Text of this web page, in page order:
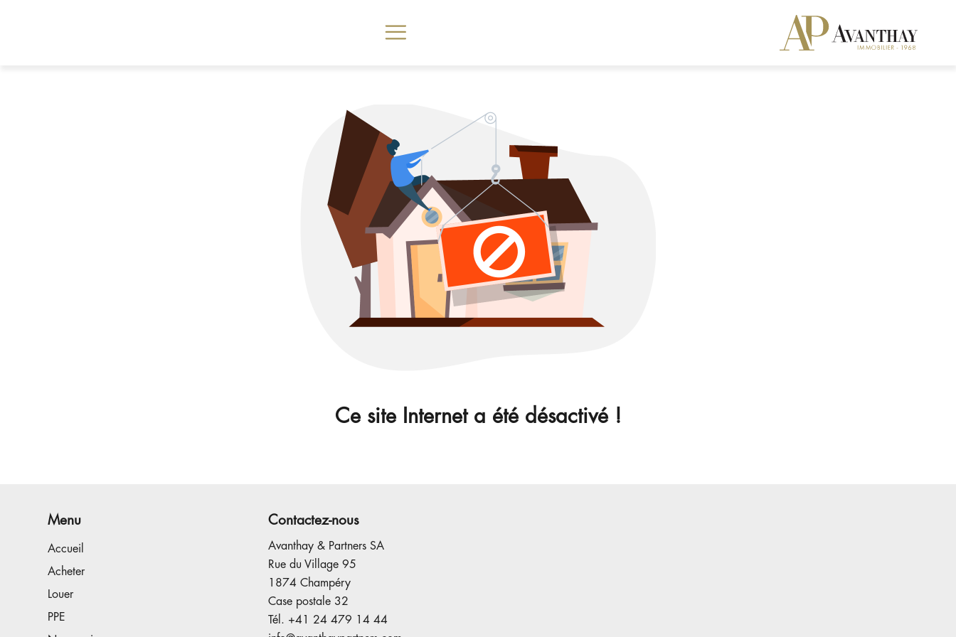
Ce site Internet a été désactivé !
Menu
Accueil
Acheter
Louer
PPE
Contactez-nous
Avanthay & Partners SA
Rue du Village 95
1874 Champéry
Case postale 32
Tél. +41 24 479 14 44